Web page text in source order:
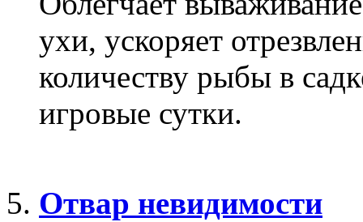
ухи, ускоряет
количеству рыбы в
игровые сутки.
Отвар невидимости